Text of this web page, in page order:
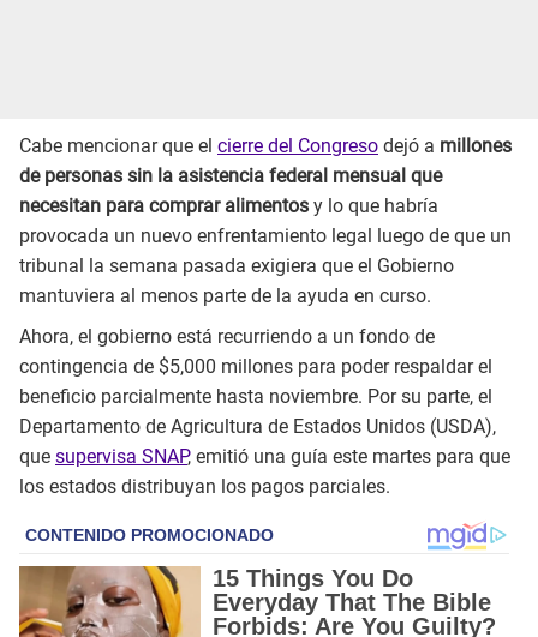
Cabe mencionar que el cierre del Congreso dejó a millones
de personas sin la asistencia federal mensual que
necesitan para comprar alimentos y lo que habría
provocada un nuevo enfrentamiento legal luego de que un
tribunal la semana pasada exigiera que el Gobierno
mantuviera al menos parte de la ayuda en curso.
Ahora, el gobierno está recurriendo a un fondo de
contingencia de $5,000 millones para poder respaldar el
beneficio parcialmente hasta noviembre. Por su parte, el
Departamento de Agricultura de Estados Unidos (USDA),
que supervisa SNAP, emitió una guía este martes para que
los estados distribuyan los pagos parciales.